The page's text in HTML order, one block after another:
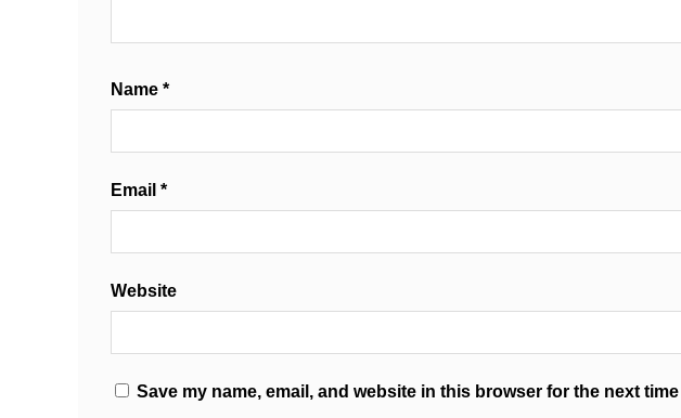
Name *
Email *
Website
Save my name, email, and website in this browser for the next